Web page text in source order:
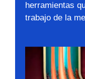
herramientas
trabajo de la